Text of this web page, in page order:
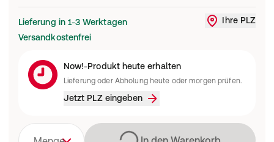
Lieferung in 1-3 Werktagen
Versandkostenfrei
Ihre PLZ
Now!-Produkt heute erhalten
Lieferung oder Abholung heute oder morgen prüfen.
Jetzt PLZ eingeben
Lädt